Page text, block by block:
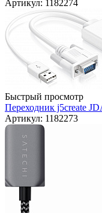
Артикул: 1182274
Быстрый просмотр
Переходник j5create
Артикул: 1182273